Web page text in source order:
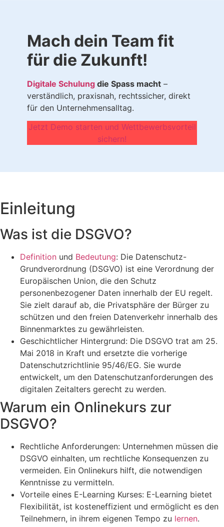
Mach dein Team fit
für die Zukunft!
Digitale Schulung die Spass macht –
verständlich, praxisnah, rechtssicher, direkt
für den Unternehmensalltag.
Jetzt Demo starten und Wettbewerbsvorteil
sichern!
Einleitung
Was ist die DSGVO?
Definition und Bedeutung: Die Datenschutz-
Grundverordnung (DSGVO) ist eine Verordnung der
Europäischen Union, die den Schutz
personenbezogener Daten innerhalb der EU regelt.
Sie zielt darauf ab, die Privatsphäre der Bürger zu
schützen und den freien Datenverkehr innerhalb des
Binnenmarktes zu gewährleisten.
Geschichtlicher Hintergrund: Die DSGVO trat am 25.
Mai 2018 in Kraft und ersetzte die vorherige
Datenschutzrichtlinie 95/46/EG. Sie wurde
entwickelt, um den Datenschutzanforderungen des
digitalen Zeitalters gerecht zu werden.
Warum ein Onlinekurs zur
DSGVO?
Rechtliche Anforderungen: Unternehmen müssen die
DSGVO einhalten, um rechtliche Konsequenzen zu
vermeiden. Ein Onlinekurs hilft, die notwendigen
Kenntnisse zu vermitteln.
Vorteile eines E-Learning Kurses: E-Learning bietet
Flexibilität, ist kosteneffizient und ermöglicht es den
Teilnehmern, in ihrem eigenen Tempo zu lernen.